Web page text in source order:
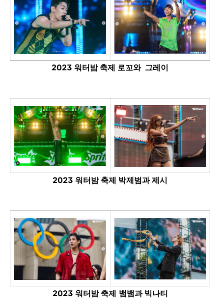
2023 워터밤 축제 로꼬와 그레이
2023 워터밤 축제 박제범과 제시
2023 워터밤 축제 뱀뱀과 빅나티